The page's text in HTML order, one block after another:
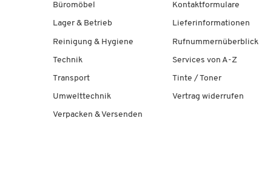
Büromöbel
Lager & Betrieb
Reinigung & Hygiene
Technik
Transport
Umwelttechnik
Verpacken & Versenden
Kontaktformulare
Lieferinformationen
Rufnummernüberblick
Services von A-Z
Tinte / Toner
Vertrag widerrufen